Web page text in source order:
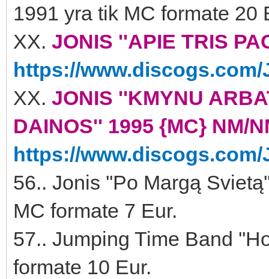
1991 yra tik MC formate 20
XX. JONIS ''APIE TRIS
https://www.discogs.com/
XX. JONIS ''KMYNU
DAINOS'' 1995 {MC} NM/
https://
56.. Jonis ''Po Margą
MC formate 7 Eur.
57.. Jumping Time Band
formate 10 Eur.